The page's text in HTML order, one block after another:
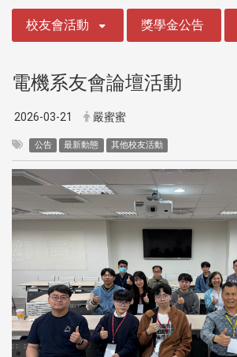
校友會活動 獎學金公告
電機系友會論壇活動
2026-03-21 嚴蜜蜜
公告 最新動態 其他校友活動